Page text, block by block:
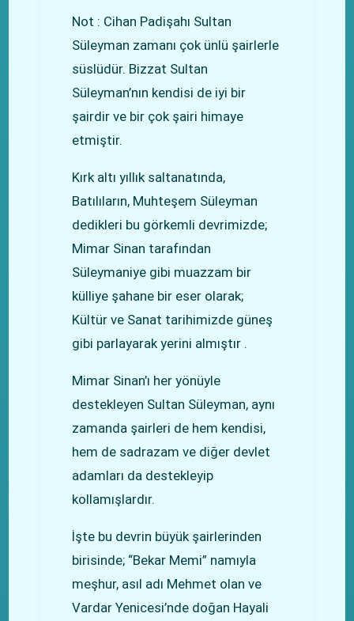
Not : Cihan Padişahı Sultan
Süleyman zamanı çok ünlü şairlerle
süslüdür. Bizzat Sultan
Süleyman’nın kendisi de iyi bir
şairdir ve bir çok şairi himaye
etmiştir.
Kırk altı yıllık saltanatında,
Batılıların, Muhteşem Süleyman
dedikleri bu görkemli devrimizde;
Mimar Sinan tarafından
Süleymaniye gibi muazzam bir
külliye şahane bir eser olarak;
Kültür ve Sanat tarihimizde güneş
gibi parlayarak yerini almıştır .
Mimar Sinan’ı her yönüyle
destekleyen Sultan Süleyman, aynı
zamanda şairleri de hem kendisi,
hem de sadrazam ve diğer devlet
adamları da destekleyip
kollamışlardır.
İşte bu devrin büyük şairlerinden
birisinde; “Bekar Memi” namıyla
meşhur, asıl adı Mehmet olan ve
Vardar Yenicesi’nde doğan Hayali